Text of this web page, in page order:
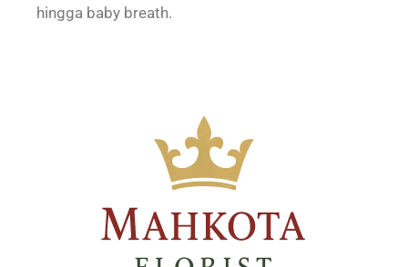
hingga baby breath.